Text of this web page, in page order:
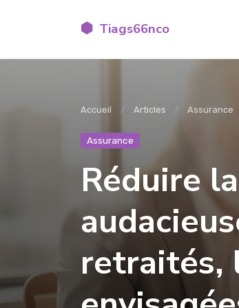
Tiags66nco
Accueil Articles Assurance
Assurance
Réduire
retraités,